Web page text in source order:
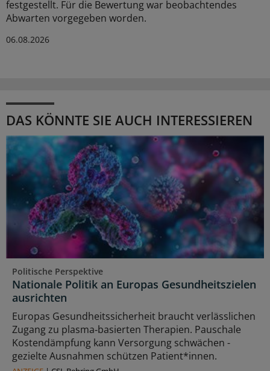
festgestellt. Für die Bewertung war beobachtendes
Abwarten vorgegeben worden.
06.08.2026
DAS KÖNNTE SIE AUCH INTERESSIEREN
Politische Perspektive
Nationale Politik an Europas Gesundheitszielen
ausrichten
Europas Gesundheitssicherheit braucht verlässlichen
Zugang zu plasma‑basierten Therapien. Pauschale
Kostendämpfung kann Versorgung schwächen -
gezielte Ausnahmen schützen Patient*innen.